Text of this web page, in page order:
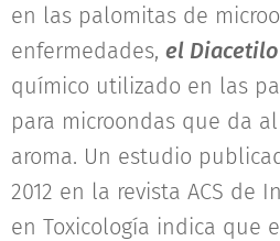
en las palomitas de
enfermedades, el Diacetilo
químico utilizado en las
para microondas que da
aroma. Un estudio
2012 en la revista ACS de
en Toxicología indica que